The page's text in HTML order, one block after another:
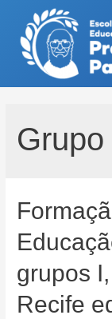
conteúdo
Grupo
grupos
Recife